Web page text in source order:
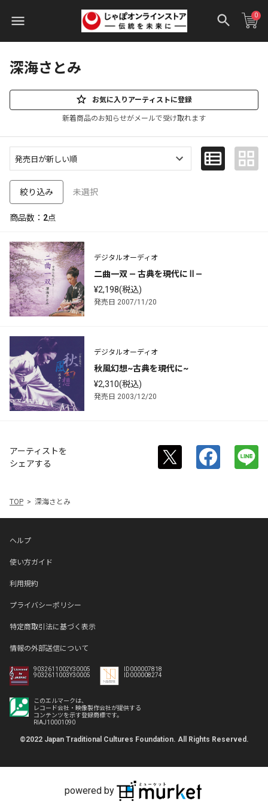
0
深海さとみ
お気に入りアーティストに登録
新着商品のお知らせがメールで受け取れます
絞り込み 未選択
商品数： 2点
デジタルオーディオ
二曲一双 — 古典を現代に Ⅱ —
¥2,198(税込)
発売日 2007/11/20
デジタルオーディオ
秋風幻想~古典を現代に~
¥2,310(税込)
発売日 2003/12/20
アーティストを
シェアする
TOP 深海さとみ
ヘルプ
使い方ガイド
利用規約
プライバシーポリシー
特定商取引法に基づく表示
情報の外部送信について
9032611002Y30005
9032611003Y30005
ID000007818
ID000008274
このエルマークは、
レコード会社・映像製作会社が提供する
コンテンツを示す登録商標です。
RIAJ10001090
©2022 Japan Traditional Cultures Foundation. All Rights Reserved.
powered by